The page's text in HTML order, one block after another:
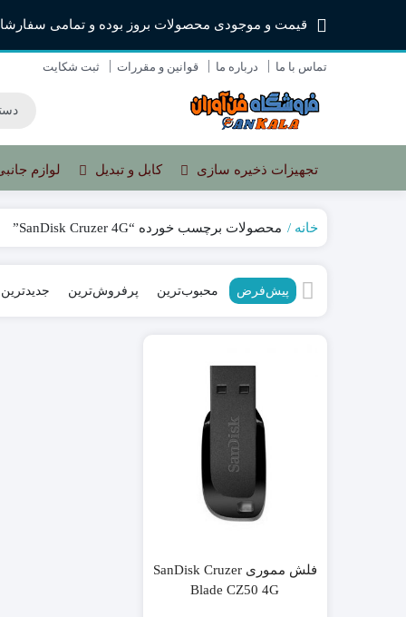
قیمت و موجودی محصولات بروز بوده و تمامی
تماس با ما درباره ما قوانین و مقررات ثبت شکایت
تجهیزات ذخیره سازی کابل و تبدیل لوازم
ماوس با سیم
خانه محصولات برچسب خورده “SanDisk Cruzer 4G”
پیش‌فرض محبوب‌ترین پرفروش‌ترین جدیدترین
فلش مموری SanDisk Cruzer
Blade CZ50 4G